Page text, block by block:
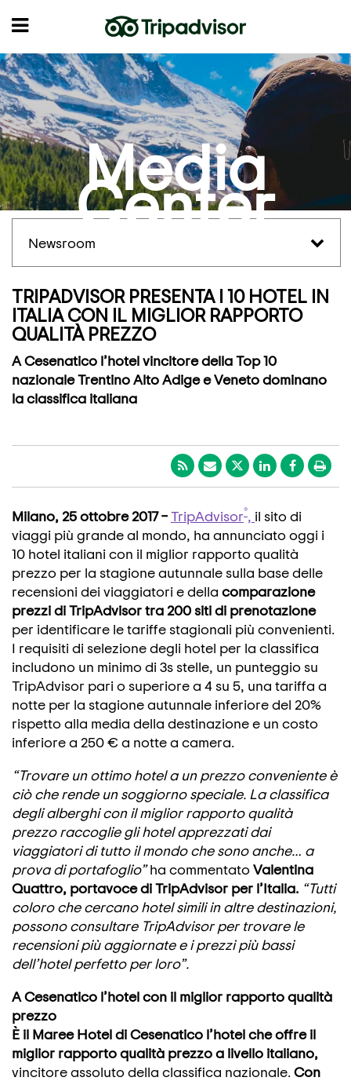
Media
Center
Newsroom
TRIPADVISOR PRESENTA I 10 HOTEL IN
ITALIA CON IL MIGLIOR RAPPORTO
QUALITÀ PREZZO
A Cesenatico l’hotel vincitore della Top 10
nazionale Trentino Alto Adige e Veneto dominano
la classifica italiana
Milano, 25 ottobre 2017 –TripAdvisor®, il sito di
viaggi più grande al mondo, ha annunciato oggi i
10 hotel italiani con il miglior rapporto qualità
prezzo per la stagione autunnale sulla base delle
recensioni dei viaggiatori e della comparazione
prezzi di TripAdvisor tra 200 siti di prenotazione
per identificare le tariffe stagionali più convenienti.
I requisiti di selezione degli hotel per la classifica
includono un minimo di 3s stelle, un punteggio su
TripAdvisor pari o superiore a 4 su 5, una tariffa a
notte per la stagione autunnale inferiore del 20%
rispetto alla media della destinazione e un costo
inferiore a 250 € a notte a camera.
“Trovare un ottimo hotel a un prezzo conveniente è
ciò che rende un soggiorno speciale. La classifica
degli alberghi con il miglior rapporto qualità
prezzo raccoglie gli hotel apprezzati dai
viaggiatori di tutto il mondo che sono anche… a
prova di portafoglio”ha commentatoValentina
Quattro, portavoce di TripAdvisor per l’Italia. “Tutti
coloro che cercano hotel simili in altre destinazioni,
possono consultare TripAdvisor per trovare le
recensioni più aggiornate e i prezzi più bassi
dell’hotel perfetto per loro”.
A Cesenatico l’hotel con il miglior rapporto qualità
prezzo
È il Maree Hotel di Cesenatico l’hotel che offre il
miglior rapporto qualità prezzo a livello italiano,
vincitore assoluto della classifica nazionale.Con